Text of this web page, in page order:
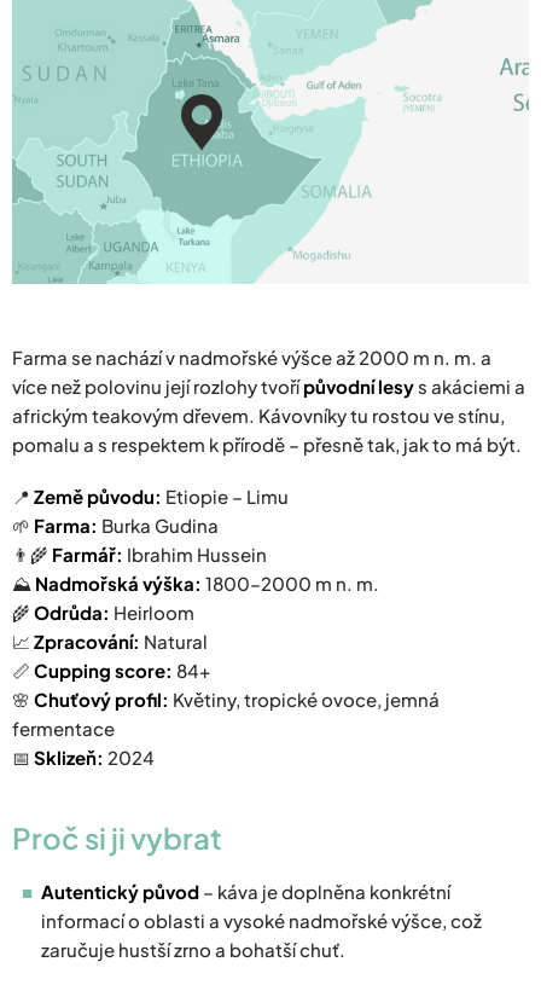
Farma se nachází v nadmořské výšce až 2000 m n. m. a
více než polovinu její rozlohy tvořípůvodní lesy s akáciemi a
africkým teakovým dřevem. Kávovníky tu rostou ve stínu,
pomalu a s respektem k přírodě – přesně tak, jak to má být.
📍 Země původu: Etiopie – Limu
🌱 Farma: Burka Gudina
👨‍🌾 Farmář: Ibrahim Hussein
⛰️ Nadmořská výška: 1800–2000 m n. m.
🌾 Odrůda: Heirloom
📈 Zpracování: Natural
📏 Cupping score: 84+
🌸 Chuťový profil: Květiny, tropické ovoce, jemná
fermentace
📅 Sklizeň: 2024
Proč si ji vybrat
Autentický původ – káva je doplněna konkrétní
informací o oblasti a vysoké nadmořské výšce, což
zaručuje hustší zrno a bohatší chuť.